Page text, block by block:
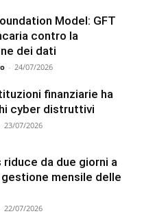
Model: GFT
contro la
dei dati
- 24/07/2026
finanziarie ha
cyber distruttivi
23/07/2026
riduce da due giorni a
mensile delle
22/07/2026